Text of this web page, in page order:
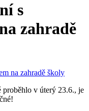
s
zahradě
proběhlo v úterý 23.6., je